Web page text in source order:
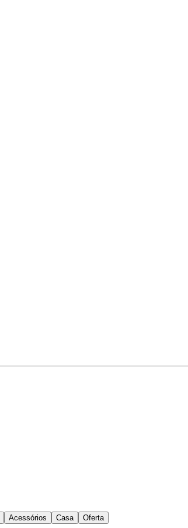
Acessórios Casa Oferta